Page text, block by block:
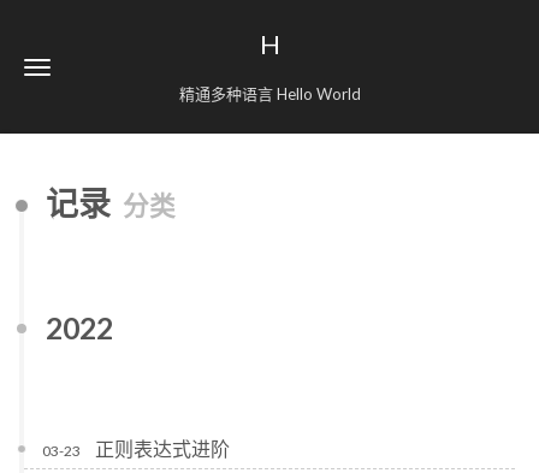
H
精通多种语言 Hello World
记录 分类
2022
03-23 正则表达式进阶